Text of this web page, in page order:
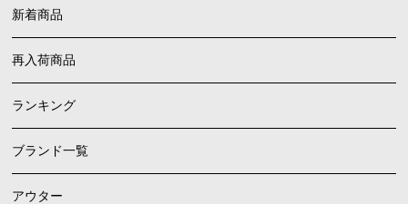
新着商品
再入荷商品
ランキング
ブランド一覧
アウター